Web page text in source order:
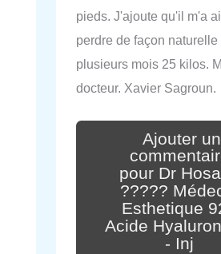
pieds. J'ajoute qu'il m'a
perdre de façon naturelle
plusieurs mois 25 kilos.
docteur. Xavier Sagroun.
Ajouter un
pour Dr
?????
Esthetique
Acide
- Inj